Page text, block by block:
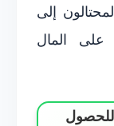
إلى
على المال
للحصول